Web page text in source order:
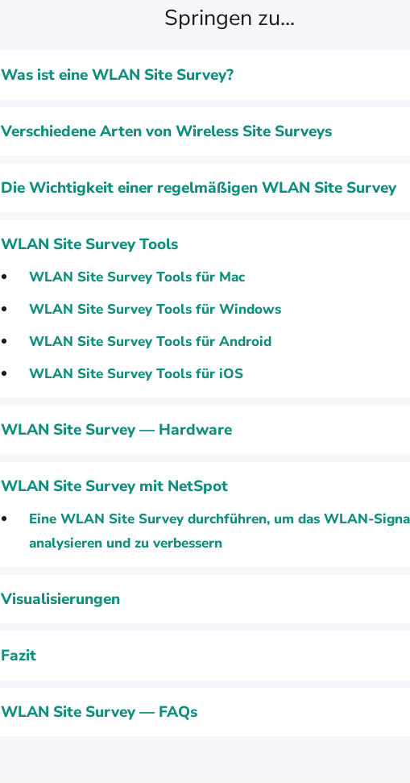
Springen zu...
Was ist eine WLAN Site Survey?
Verschiedene Arten von Wireless Site Surveys
Die Wichtigkeit einer regelmäßigen WLAN Site Survey
WLAN Site Survey Tools
WLAN Site Survey Tools für Mac
WLAN Site Survey Tools für Windows
WLAN Site Survey Tools für Android
WLAN Site Survey Tools für iOS
WLAN Site Survey — Hardware
WLAN Site Survey mit NetSpot
Eine WLAN Site Survey durchführen, um das WLAN-
analysieren und zu verbessern
Visualisierungen
Fazit
WLAN Site Survey — FAQs